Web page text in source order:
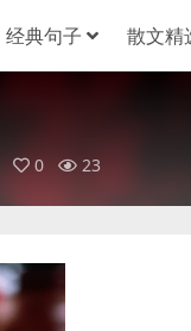
经典句子 散文精
0 23